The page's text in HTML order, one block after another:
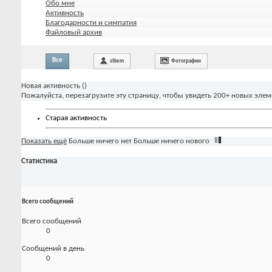
Обо мне
Активность
Благодарности и симпатия
Файловый архив
Все stkem Фотографии
Новая активность ()
Пожалуйста, перезагрузите эту страницу, чтобы увидеть 200+ новых
Старая активность
Показать ещё Больше ничего нет Больше ничего нового
Статистика
Всего сообщений
Всего сообщений
0
Сообщений в день
0